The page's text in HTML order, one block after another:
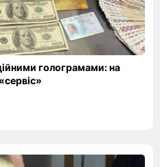
голограмами: на